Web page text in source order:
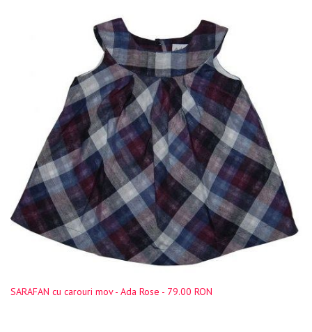
SARAFAN cu carouri mov - Ada Rose - 79.00 RON